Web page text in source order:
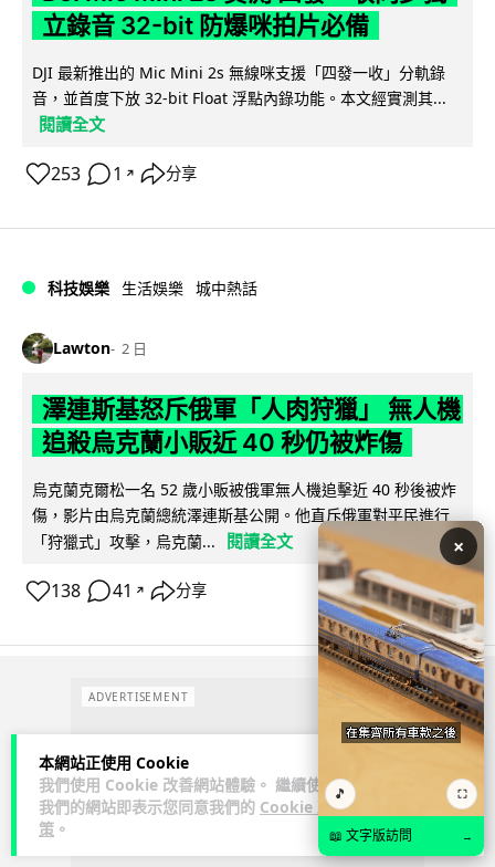
本網站正使用 Cookie
我們使用 Cookie 改善網站體驗。 繼續使用
我們的網站即表示您同意我們的 Cookie 政
策 。
立錄音 32-bit 防爆咪拍片必備
DJI 最新推出的 Mic Mini 2s 無線咪支援「四發一收」分軌錄
音，並首度下放 32-bit Float 浮點內錄功能。本文經實測其...
閱讀全文
253 1 ↗ 分享
科技娛樂 生活娛樂 城中熱話
Lawton 2 日
澤連斯基怒斥俄軍「人肉狩獵」 無人機
追殺烏克蘭小販近 40 秒仍被炸傷
烏克蘭克爾松一名 52 歲小販被俄軍無人機追擊近 40 秒後被炸
傷，影片由烏克蘭總統澤連斯基公開。他直斥俄軍對平民進行
「狩獵式」攻擊，烏克蘭...
閱讀全文
138 41 ↗ 分享
ADVERTISEMENT
×
🎵 ⛶
📖 文字版訪問 →